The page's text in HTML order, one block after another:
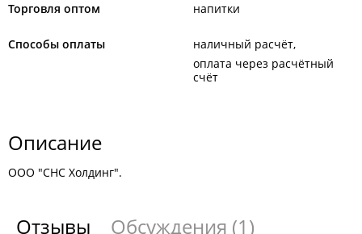
Торговля оптом напитки
Способы оплаты
наличный расчёт
оплата через расчётный
счёт
Описание
ООО "СНС Холдинг".
Отзывы Обсуждения (1)